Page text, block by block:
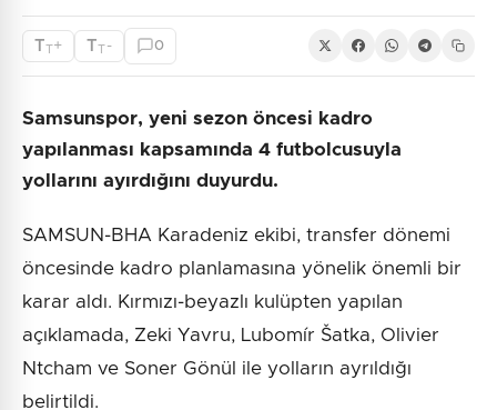
TT+ TT - 0
Samsunspor, yeni sezon öncesi kadro
yapılanması kapsamında 4 futbolcusuyla
yollarını ayırdığını duyurdu.
SAMSUN-BHA Karadeniz ekibi, transfer dönemi
öncesinde kadro planlamasına yönelik önemli bir
karar aldı. Kırmızı-beyazlı kulüpten yapılan
açıklamada, Zeki Yavru, Lubomír Šatka, Olivier
Ntcham ve Soner Gönül ile yolların ayrıldığı
belirtildi.